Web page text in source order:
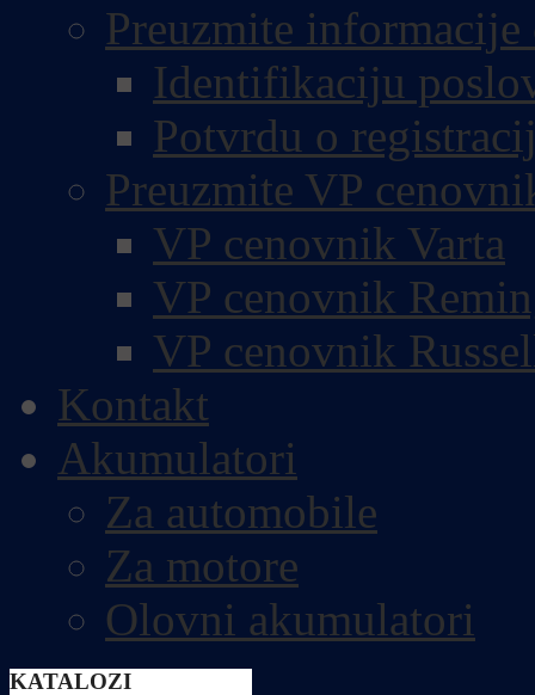
Preuzmite
Identifikaciju
Potvrdu o
Preuzmite VP
VP cenovnik Varta
VP cenovnik
VP cenovnik
Kontakt
Akumulatori
Za automobile
Za motore
Olovni akumulatori
KATALOZI